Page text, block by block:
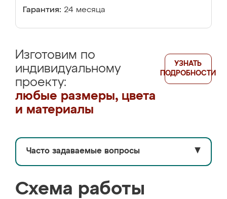
Гарантия: 24 месяца
Изготовим по
индивидуальному
проекту:
любые размеры, цвета
и материалы
УЗНАТЬ
ПОДРОБНОСТИ
Часто задаваемые вопросы ▼
Схема работы